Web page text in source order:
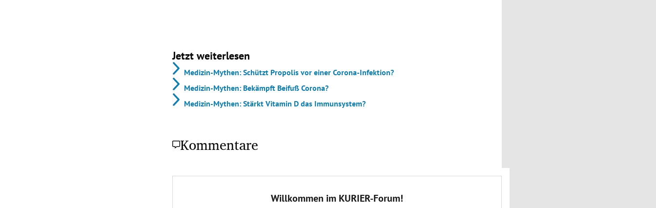
Jetzt weiterlesen
Medizin-Mythen: Schützt Propolis vor einer Corona-Infektion?
Medizin-Mythen: Bekämpft Beifuß Corona?
Medizin-Mythen: Stärkt Vitamin D das Immunsystem?
Kommentare